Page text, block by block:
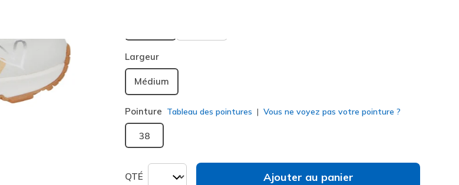
sélectionné
Largeur
Médium
Pointure Tableau des pointures Vous ne voyez pas votre pointure ?
38
QTÉ Ajouter au panier